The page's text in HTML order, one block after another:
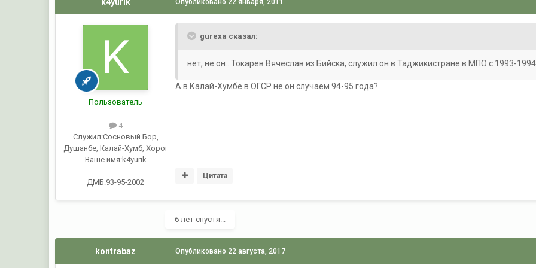
Пользователь
4
Служил:Сосновый Бор,
Душанбе, Калай-Хумб, Хорог
Ваше имя:k4yurik
ДМБ:93-95-2002
Опубликовано 22 января, 2011
gurexa сказал:
нет, не он...Токарев Вячеслав из Бийска, служил он в Таджикистране в МПО с 1993-
А в Калай-Хумбе в ОГСР не он случаем 94-95 года?
Цитата
6 лет спустя...
kontrabaz Опубликовано 22 августа, 2017